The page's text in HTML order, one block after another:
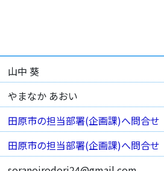
山中 葵
やまなか あおい
田原市の担当部署(企画課)へ問合せ
田原市の担当部署(企画課)へ問合せ